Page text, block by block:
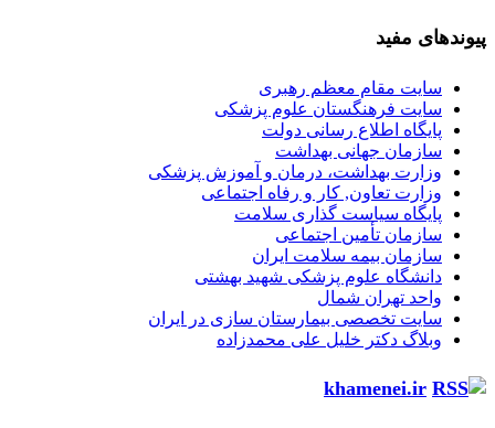
پیوندهای مفید
سایت مقام معظم رهبری
سایت فرهنگستان علوم پزشکی
پایگاه اطلاع رسانی دولت
سازمان جهانی بهداشت
وزارت بهداشت، درمان و آموزش پزشکی
وزارت تعاون, کار و رفاه اجتماعی
پایگاه سیاست گذاری سلامت
سازمان تأمین اجتماعی
سازمان بیمه سلامت ایران
دانشگاه علوم پزشکی شهید بهشتی
واحد تهران شمال
سایت تخصصی بیمارستان سازی در ایران
وبلاگ دکتر خلیل علی محمدزاده
khamenei.ir